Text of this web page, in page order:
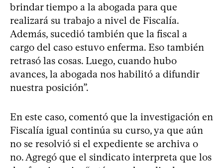
brindar tiempo a la abogada para que
realizará su trabajo a nivel de Fiscalía.
Además, sucedió también que la fiscal a
cargo del caso estuvo enferma. Eso también
retrasó las cosas. Luego, cuando hubo
avances, la abogada nos habilitó a difundir
nuestra posición”.
En este caso, comentó que la investigación en
Fiscalía igual continúa su curso, ya que aún
no se resolvió si el expediente se archiva o
no. Agregó que el sindicato interpreta que los